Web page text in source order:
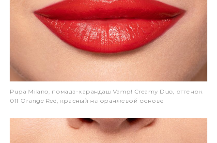
Pupa Milano, помада-карандаш Vamp! Creamy Duo, оттенок
011 Orange Red, красный на оранжевой основе